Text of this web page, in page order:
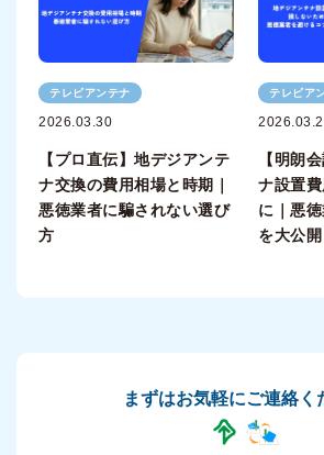
テレビアンテナ
2026.03.30
【プロ直伝】地デジアンテ
ナ交換の費用相場と時期｜
悪徳業者に騙されない選び
方
テレビア
【明朗
ナ設置
に｜悪
を大公開
まずはお気軽にご連絡く